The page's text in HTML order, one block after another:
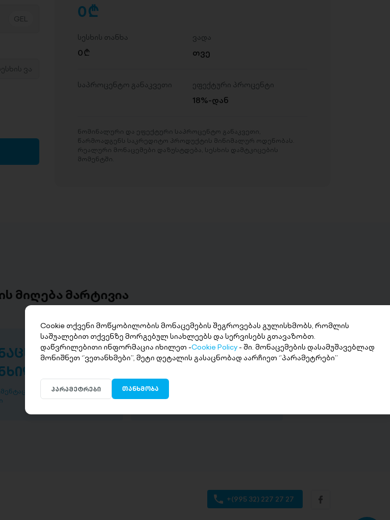
0D
სესხის თანხა
0D
ვადა
თვე
საპროცენტო განაკვეთი ეფექტური პროცენტი
18%-დან
ნომინალური და ეფექტური საპროცენტო განაკვეთი,
წარმოადგენს საკრედიტო პროდუქტის მინიმალურ ოდენობას.
რეალური მონაცემები დაზუსტდება, სესხის დამტკიცების
მომენტში.
მიღება მარტივია
განხილვა ხდება 30
თანხის მიღება 2
დაისვი თანხა სასურველ ანგარიშზე
+(995 32) 227 27 27
Cookie თქვენი მოწყობილობის მონაცემების შეგროვებას გულისხმობს, რომლის
საშუალებით თქვენზე მორგებულ სიახლეებს და სერვისებს გთავაზობთ.
დაწვრილებითი ინფორმაცია იხილეთ -Cookie Policy - ში. მონაცემების დასამუშავებლად
მონიშნეთ ‘’ვეთანხმები’’, მეტი დეტალის გასაცნობად აარჩიეთ ‘’პარამეტრები’’
პარამეტრები თანხმობა